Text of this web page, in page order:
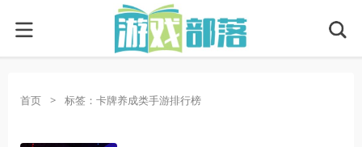
首页 > 标签：卡牌养成类手游排行榜